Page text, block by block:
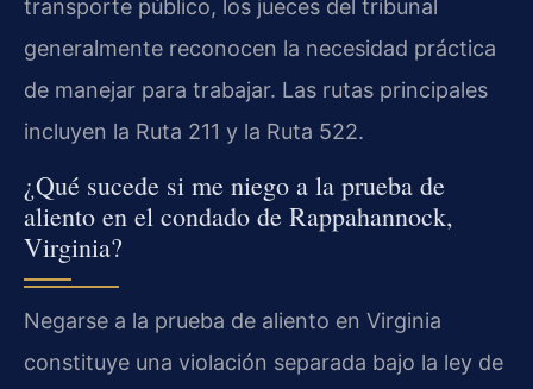
transporte público, los jueces del tribunal
generalmente reconocen la necesidad práctica
de manejar para trabajar. Las rutas principales
incluyen la Ruta 211 y la Ruta 522.
¿Qué sucede si me niego a la prueba de
aliento en el condado de Rappahannock,
Virginia?
Negarse a la prueba de aliento en Virginia
constituye una violación separada bajo la ley de